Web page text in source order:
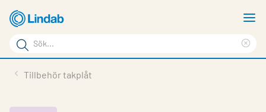
Hoppa
till
huvudinnehållet
Sökord
Sök
på
Tillbehör takplåt